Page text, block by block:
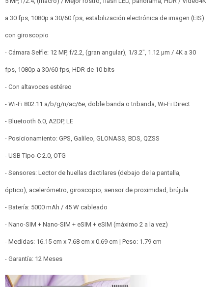
a 30 fps, 1080p a 30/60 fps, estabilización electrónica de imagen (EIS)
con giroscopio
- Cámara Selfie: 12 MP, f/2.2, (gran angular), 1/3.2", 1.12 µm / 4K a 30
fps, 1080p a 30/60 fps, HDR de 10 bits
- Con altavoces estéreo
- Wi-Fi 802.11 a/b/g/n/ac/6e, doble banda o tribanda, Wi-Fi Direct
- Bluetooth 6.0, A2DP, LE
- Posicionamiento: GPS, Galileo, GLONASS, BDS, QZSS
- USB Tipo-C 2.0, OTG
- Sensores: Lector de huellas dactilares (debajo de la pantalla,
óptico), acelerómetro, giroscopio, sensor de proximidad, brújula
- Batería: 5000 mAh / 45 W cableado
- Nano-SIM + Nano-SIM + eSIM + eSIM (máximo 2 a la vez)
- Medidas: 16.15 cm x 7.68 cm x 0.69 cm | Peso: 1.79 cm
- Garantía: 12 Meses